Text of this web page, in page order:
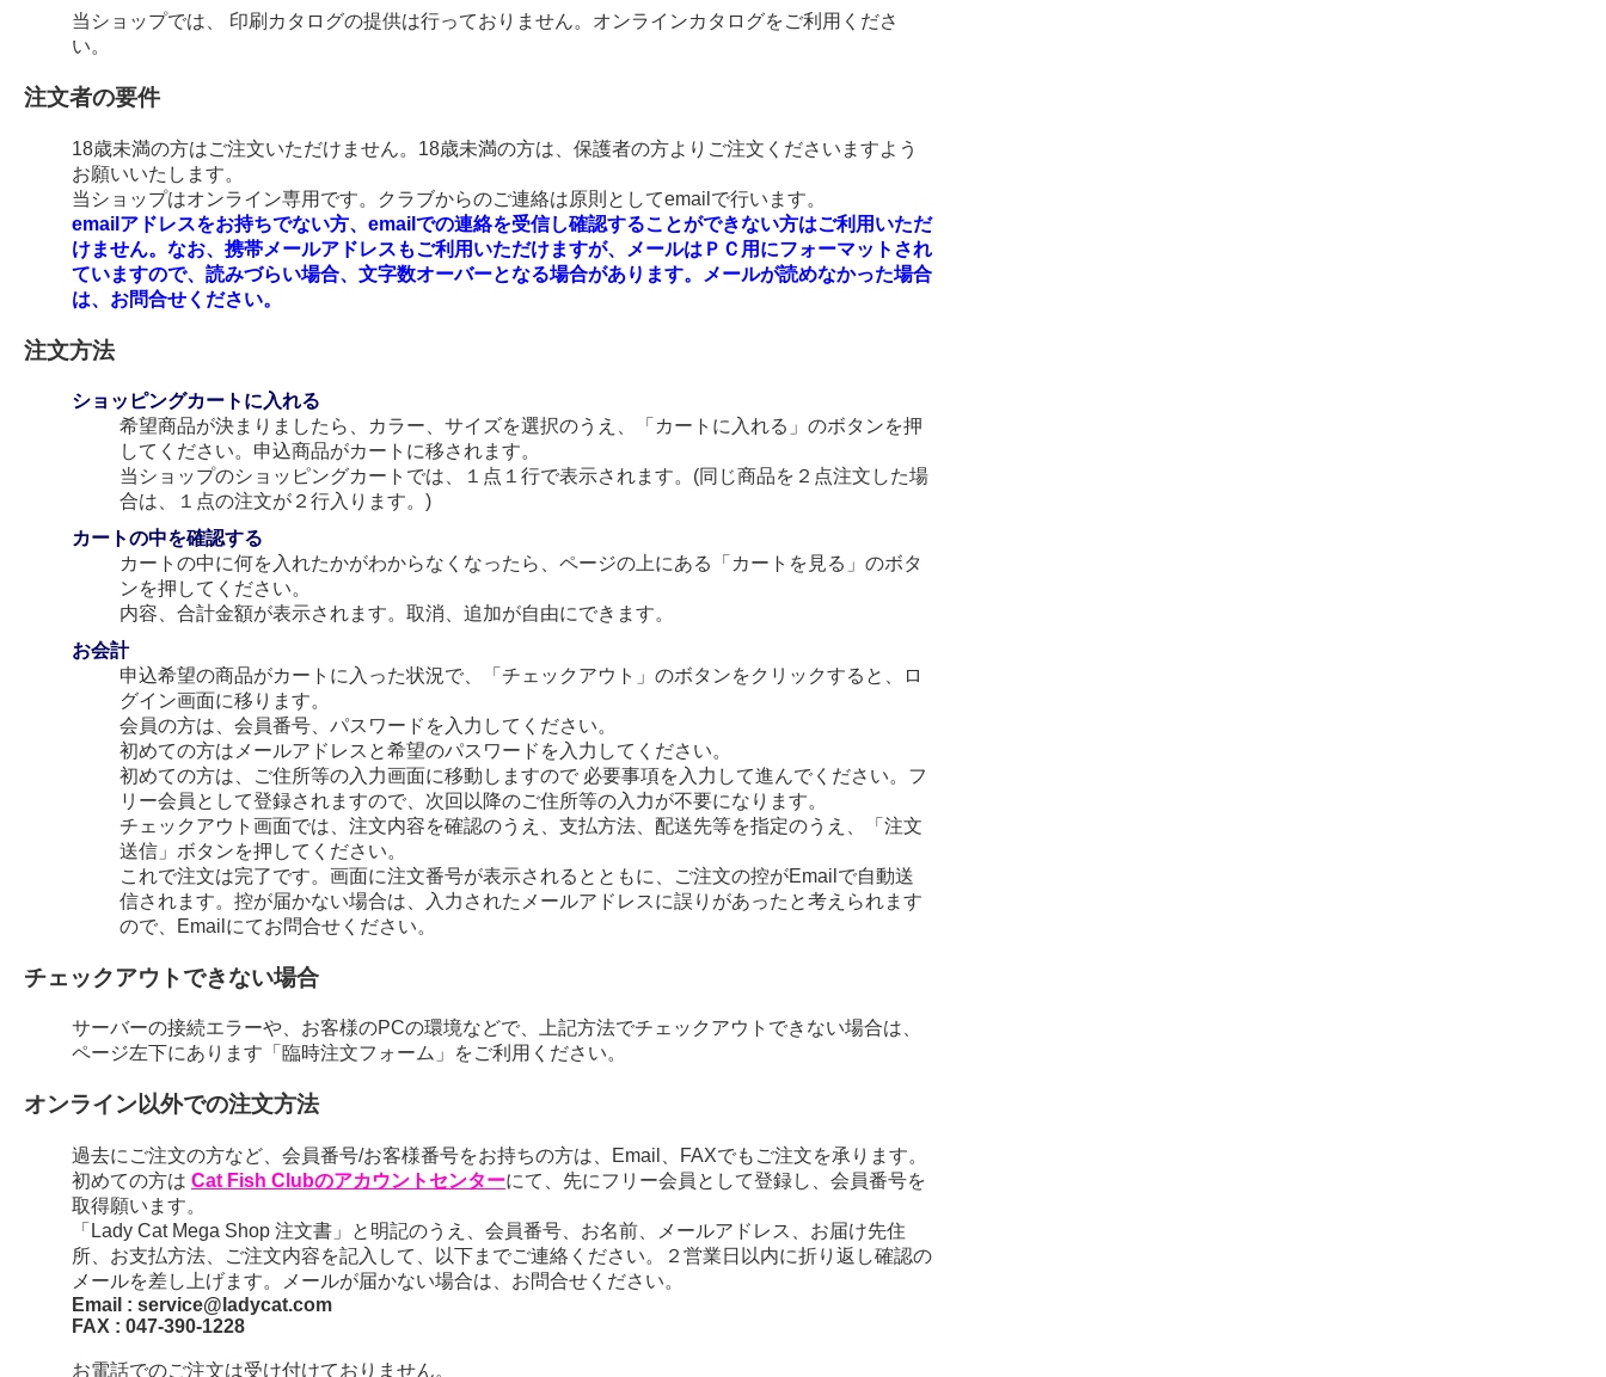
当ショップでは、 印刷カタログの提供は行っておりません。オンラインカタログをご利用くださ
い。
注文者の要件
18歳未満の方はご注文いただけません。18歳未満の方は、保護者の方よりご注文くださいますよう
お願いいたします。
当ショップはオンライン専用です。クラブからのご連絡は原則としてemailで行います。
emailアドレスをお持ちでない方、emailでの連絡を受信し確認することができない方はご利用いただ
けません。なお、携帯メールアドレスもご利用いただけますが、メールはＰＣ用にフォーマットされ
ていますので、読みづらい場合、文字数オーバーとなる場合があります。メールが読めなかった場合
は、お問合せください。
注文方法
ショッピングカートに入れる
希望商品が決まりましたら、カラー、サイズを選択のうえ、「カートに入れる」のボタンを押
してください。申込商品がカートに移されます。
当ショップのショッピングカートでは、１点１行で表示されます。(同じ商品を２点注文した場
合は、１点の注文が２行入ります。)
カートの中を確認する
カートの中に何を入れたかがわからなくなったら、ページの上にある「カートを見る」のボタ
ンを押してください。
内容、合計金額が表示されます。取消、追加が自由にできます。
お会計
申込希望の商品がカートに入った状況で、「チェックアウト」のボタンをクリックすると、ロ
グイン画面に移ります。
会員の方は、会員番号、パスワードを入力してください。
初めての方はメールアドレスと希望のパスワードを入力してください。
初めての方は、ご住所等の入力画面に移動しますので 必要事項を入力して進んでください。フ
リー会員として登録されますので、次回以降のご住所等の入力が不要になります。
チェックアウト画面では、注文内容を確認のうえ、支払方法、配送先等を指定のうえ、「注文
送信」ボタンを押してください。
これで注文は完了です。画面に注文番号が表示されるとともに、ご注文の控がEmailで自動送
信されます。控が届かない場合は、入力されたメールアドレスに誤りがあったと考えられます
ので、Emailにてお問合せください。
チェックアウトできない場合
サーバーの接続エラーや、お客様のPCの環境などで、上記方法でチェックアウトできない場合は、
ページ左下にあります「臨時注文フォーム」をご利用ください。
オンライン以外での注文方法
過去にご注文の方など、会員番号/お客様番号をお持ちの方は、Email、FAXでもご注文を承ります。
初めての方は Cat Fish Clubのアカウントセンターにて、先にフリー会員として登録し、会員番号を
取得願います。
「Lady Cat Mega Shop 注文書」と明記のうえ、会員番号、お名前、メールアドレス、お届け先住
所、お支払方法、ご注文内容を記入して、以下までご連絡ください。２営業日以内に折り返し確認の
メールを差し上げます。メールが届かない場合は、お問合せください。
Email : service@ladycat.com
FAX : 047-390-1228
お電話でのご注文は受け付けておりません。